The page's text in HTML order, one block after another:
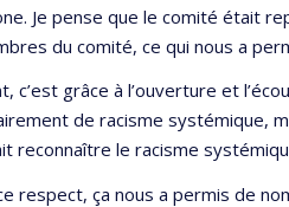
Je pense que le comité était
du comité, ce qui nous a
c’est grâce à l’ouverture et
de racisme systémique,
reconnaître le racisme
respect, ça nous a permis de